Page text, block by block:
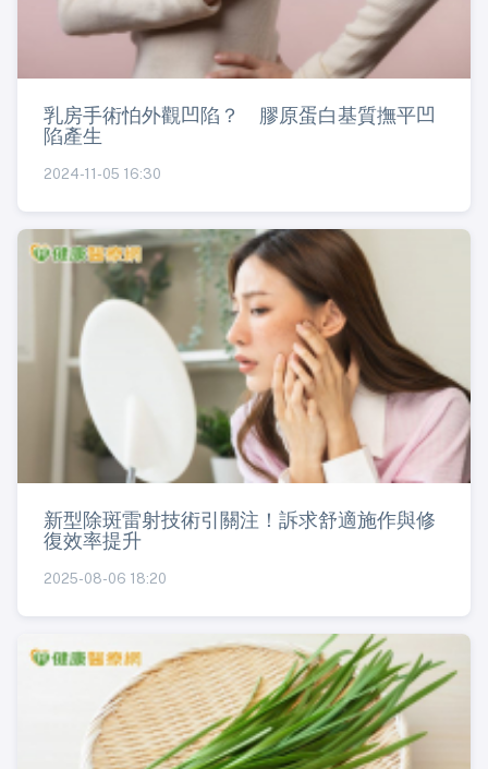
乳房手術怕外觀凹陷？ 膠原蛋白基質撫平凹
陷產生
2024-11-05 16:30
新型除斑雷射技術引關注！訴求舒適施作與修
復效率提升
2025-08-06 18:20